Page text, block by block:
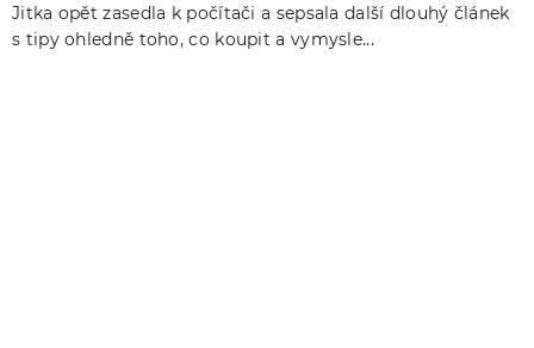
Jitka opět zasedla k počítači a sepsala další dlouhý článek
s tipy ohledně toho, co koupit a vymysle...